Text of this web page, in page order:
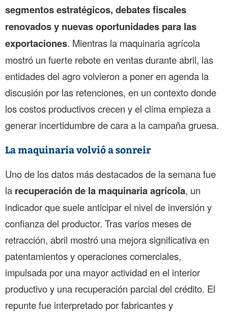
segmentos estratégicos, debates fiscales
renovados y nuevas oportunidades para las
exportaciones. Mientras la maquinaria agrícola
mostró un fuerte rebote en ventas durante abril, las
entidades del agro volvieron a poner en agenda la
discusión por las retenciones, en un contexto donde
los costos productivos crecen y el clima empieza a
generar incertidumbre de cara a la campaña gruesa.
La maquinaria volvió a sonreir
Uno de los datos más destacados de la semana fue
la recuperación de la maquinaria agrícola, un
indicador que suele anticipar el nivel de inversión y
confianza del productor. Tras varios meses de
retracción, abril mostró una mejora significativa en
patentamientos y operaciones comerciales,
impulsada por una mayor actividad en el interior
productivo y una recuperación parcial del crédito. El
repunte fue interpretado por fabricantes y